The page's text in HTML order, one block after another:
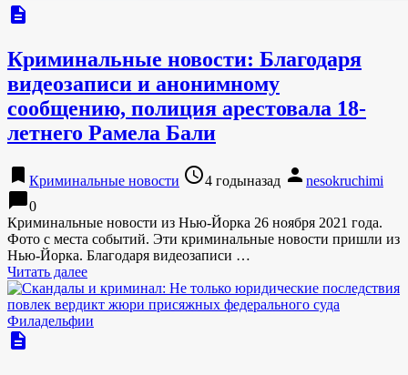
description
Криминальные новости: Благодаря
видеозаписи и анонимному
сообщению, полиция арестовала 18-
летнего Рамела Бали
bookmark Криминальные новости access_time4 годыназад person nesokruchimi
chat_bubble0
Криминальные новости из Нью-Йорка 26 ноября 2021 года.
Фото с места событий. Эти криминальные новости пришли из
Нью-Йорка. Благодаря видеозаписи …
Читать далее
description